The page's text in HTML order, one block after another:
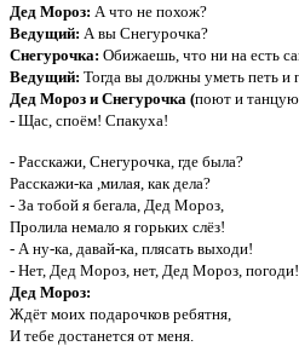
Дед Мороз: А что не похож?
Ведущий: А вы Снегурочка?
Снегурочка: Обижаешь, что ни на есть
Ведущий: Тогда вы должны уметь петь и
Дед Мороз и Снегурочка (поют и
- Щас, споём! Спакуха!
- Расскажи, Снегурочка, где была?
Расскажи-ка ,милая, как дела?
- За тобой я бегала, Дед Мороз,
Пролила немало я горьких слёз!
- А ну-ка, давай-ка, плясать выходи!
- Нет, Дед Мороз, нет, Дед Мороз, погоди!
Дед Мороз:
Ждёт моих подарочков ребятня,
И тебе достанется от меня.